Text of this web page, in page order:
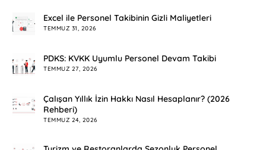
Excel ile Personel Takibinin Gizli Maliyetleri
TEMMUZ 31, 2026
PDKS: KVKK Uyumlu Personel Devam Takibi
TEMMUZ 27, 2026
Çalışan Yıllık İzin Hakkı Nasıl Hesaplanır? (2026
Rehberi)
TEMMUZ 24, 2026